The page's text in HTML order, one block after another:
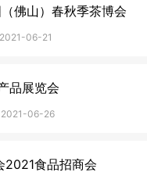
佛山）春秋季茶博会
06-21
品展览会
06-26
2021食品招商会